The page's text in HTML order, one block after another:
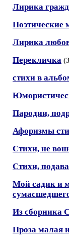
Лирика
Поэтические
Лирика
Перекличка
стихи в
Пародии,
Афоризмы
Стихи, не
Стихи,
Мой садик и
Из сборника
Проза малая